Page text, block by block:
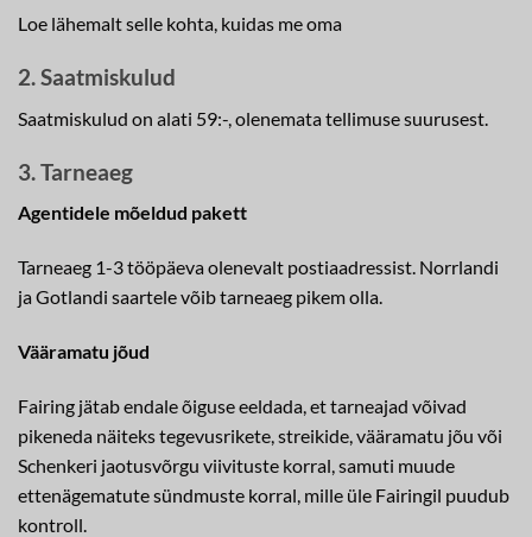
Loe lähemalt selle kohta, kuidas me oma
2. Saatmiskulud
Saatmiskulud on alati 59:-, olenemata tellimuse suurusest.
3. Tarneaeg
Agentidele mõeldud pakett
Tarneaeg 1-3 tööpäeva olenevalt postiaadressist. Norrlandi
ja Gotlandi saartele võib tarneaeg pikem olla.
Vääramatu jõud
Fairing jätab endale õiguse eeldada, et tarneajad võivad
pikeneda näiteks tegevusrikete, streikide, vääramatu jõu või
Schenkeri jaotusvõrgu viivituste korral, samuti muude
ettenägematute sündmuste korral, mille üle Fairingil puudub
kontroll.